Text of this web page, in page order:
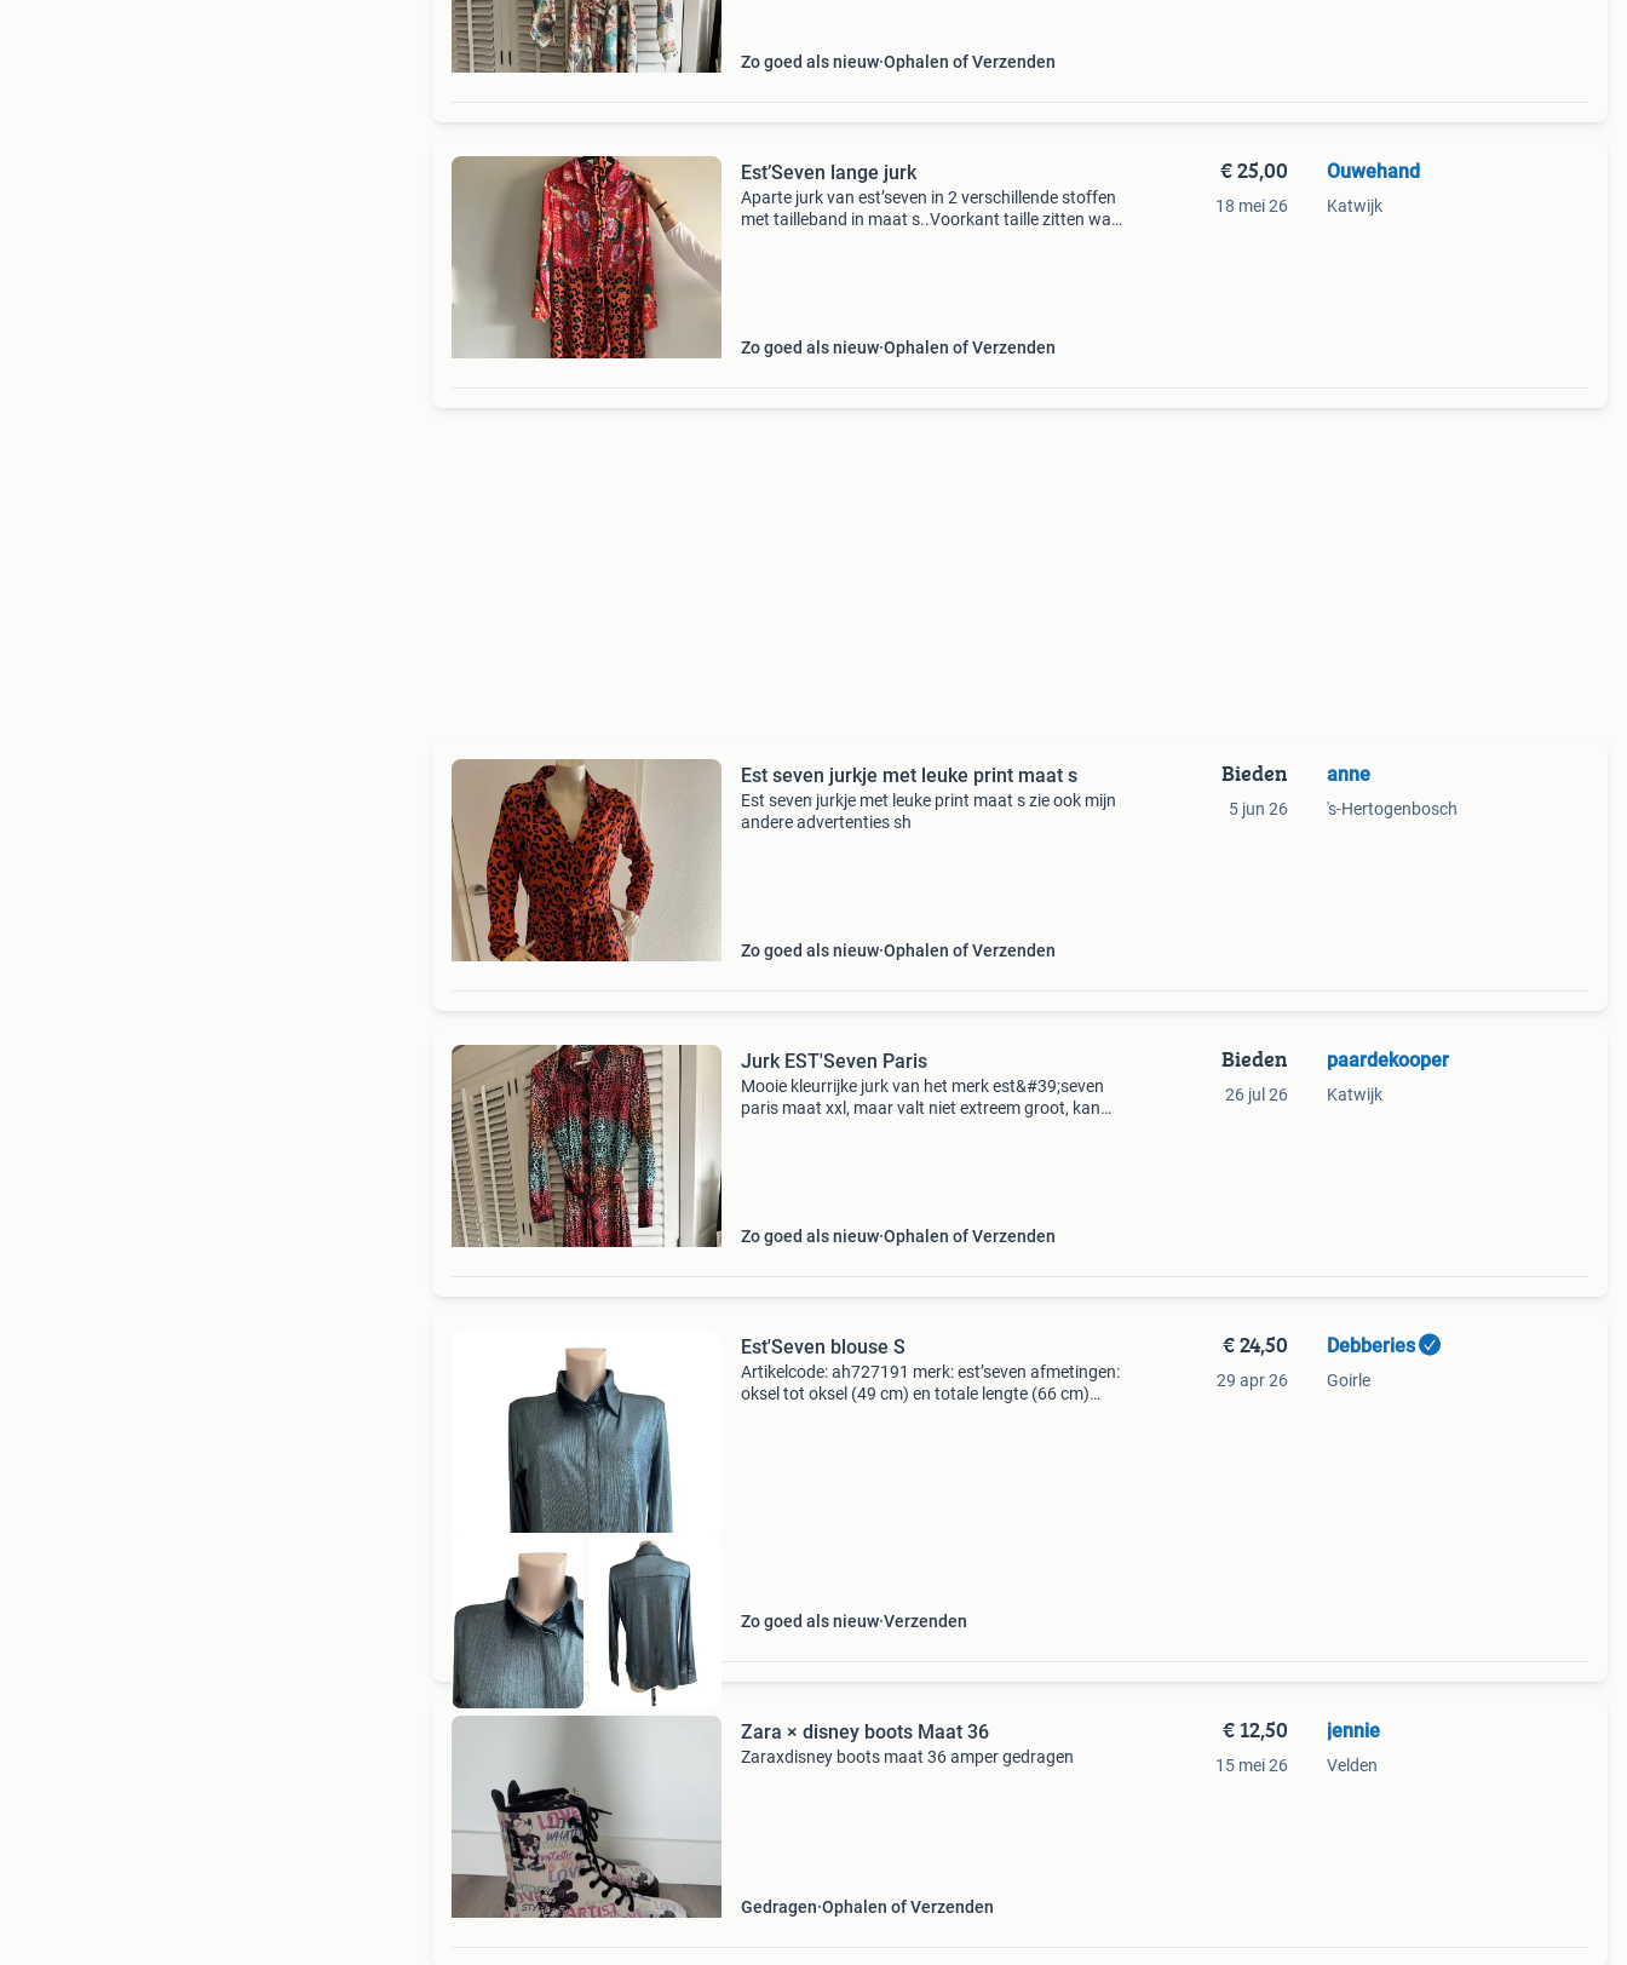
Zo goed als nieuw Ophalen of Verzenden
Est’Seven lange jurk
Aparte jurk van est’seven in 2 verschillende stoffen
met tailleband in maat s..Voorkant taille zitten wat
Zo goed als nieuw Ophalen of Verzenden
€ 25,00
18 mei 26
Ouwehand
Katwijk
Est seven jurkje met leuke print maat s
Est seven jurkje met leuke print maat s zie ook mijn
andere advertenties sh
Zo goed als nieuw Ophalen of Verzenden
Bieden
5 jun 26
anne
's-Hertogenbosch
Jurk EST'Seven Paris
Mooie kleurrijke jurk van het merk est&#39;seven
paris maat xxl, maar valt niet extreem groot, kan
Zo goed als nieuw Ophalen of Verzenden
Bieden
26 jul 26
paardekooper
Katwijk
Est'Seven blouse S
Artikelcode: ah727191 merk: est’seven afmetingen:
oksel tot oksel (49 cm) en totale lengte (66 cm)
Zo goed als nieuw Verzenden
€ 24,50
29 apr 26
Debberies
Goirle
Zara × disney boots Maat 36
Zaraxdisney boots maat 36 amper gedragen
Gedragen Ophalen of Verzenden
€ 12,50
15 mei 26
jennie
Velden